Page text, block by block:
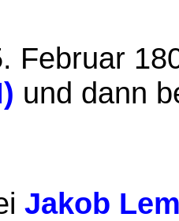
Februar
und dann
Jakob